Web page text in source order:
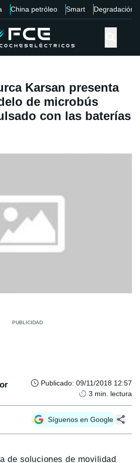
China petróleo Smart Degradación
Karsan presenta
de microbús
con las baterías
Publicado: 09/11/2018 12:57
3 min. lectura
Síguenos en Google
de soluciones de movilidad